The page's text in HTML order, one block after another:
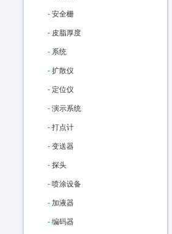
- 安全栅
- 皮脂厚度
- 系统
- 扩散仪
- 定位仪
- 演示系统
- 打点计
- 变送器
- 探头
- 喷涂设备
- 加液器
- 编码器